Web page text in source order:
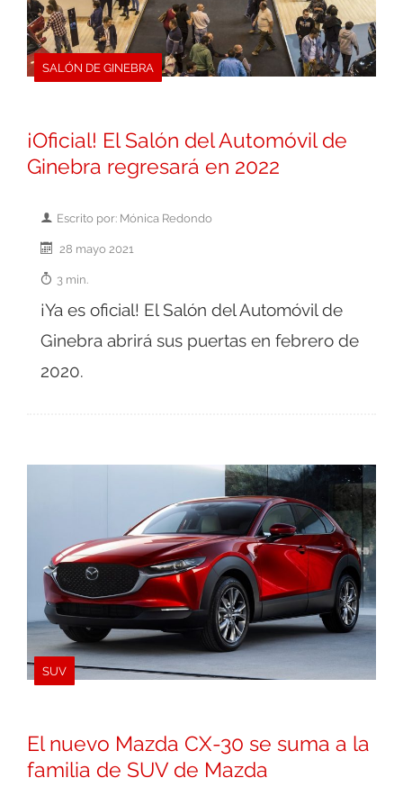
SALÓN DE GINEBRA
¡Oficial! El Salón del Automóvil de
Ginebra regresará en 2022
Escrito por: Mónica Redondo
28 mayo 2021
3 min.
¡Ya es oficial! El Salón del Automóvil de
Ginebra abrirá sus puertas en febrero de
2020.
SUV
El nuevo Mazda CX-30 se suma a la
familia de SUV de Mazda